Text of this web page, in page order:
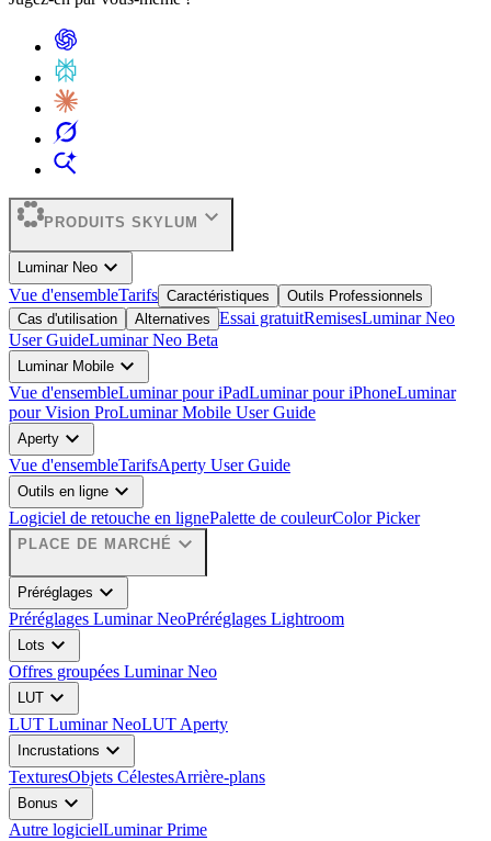
PRODUITS SKYLUM expand_more
Luminar Neo expand_more
Vue d'ensembleTarifs Caractéristiques
Outils Professionnels
Cas d'utilisation
Alternatives Essai gratuitRemisesLuminar Neo
User GuideLuminar Neo Beta
Luminar Mobile expand_more
Vue d'ensembleLuminar pour iPadLuminar pour iPhoneLuminar
pour Vision ProLuminar Mobile User Guide
Aperty expand_more
Vue d'ensembleTarifsAperty User Guide
Outils en ligne expand_more
Logiciel de retouche en lignePalette de couleurColor Picker
PLACE DE MARCHÉ expand_more
Préréglages expand_more
Préréglages Luminar NeoPréréglages Lightroom
Lots expand_more
Offres groupées Luminar Neo
LUT expand_more
LUT Luminar NeoLUT Aperty
Incrustations expand_more
TexturesObjets CélestesArrière-plans
Bonus expand_more
Autre logicielLuminar Prime